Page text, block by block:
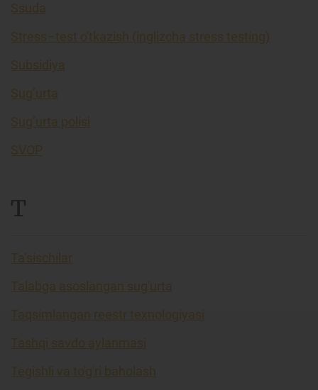
Ssuda
Stress–test o'tkazish (inglizcha stress testing)
Subsidiya
Sug’urta
Sug’urta polisi
SVOP
T
Ta’sischilar
Talabga asoslangan sug'urta
Taqsimlangan reestr texnologiyasi
Tashqi savdo aylanmasi
Tegishli va to'g'ri baholash